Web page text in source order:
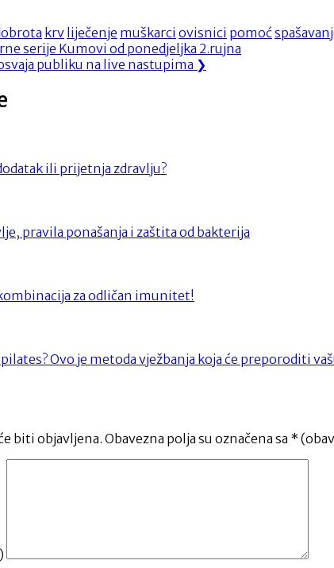
krv liječenje muškarci ovisnici pomoć
serije Kumovi od ponedjeljka 2.rujna
publiku na live nastupima ❯
ili prijetnja zdravlju?
pravila ponašanja i zaštita od bakterija
za odličan imunitet!
Ovo je metoda vježbanja koja će preporoditi
biti objavljena. Obavezna polja su označena sa *